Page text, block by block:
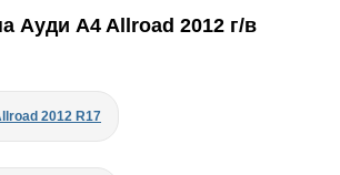
Ауди A4 Allroad 2012 г/в
2012 R17